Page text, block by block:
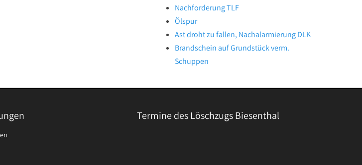
Nachforderung TLF
Ölspur
Ast droht zu fallen, Nachalarmierung DLK
Brandschein auf Grundstück verm.
Schuppen
Termine des Löschzugs Biesenthal